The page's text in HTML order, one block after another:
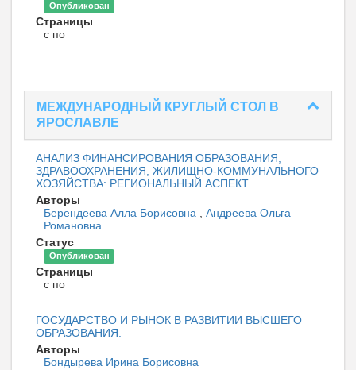
Опубликован
Страницы
с по
МЕЖДУНАРОДНЫЙ КРУГЛЫЙ СТОЛ В
ЯРОСЛАВЛЕ
АНАЛИЗ ФИНАНСИРОВАНИЯ ОБРАЗОВАНИЯ,
ЗДРАВООХРАНЕНИЯ, ЖИЛИЩНО-КОММУНАЛЬНОГО
ХОЗЯЙСТВА: РЕГИОНАЛЬНЫЙ АСПЕКТ
Авторы
Берендеева Алла Борисовна , Андреева Ольга
Романовна
Статус
Опубликован
Страницы
с по
ГОСУДАРСТВО И РЫНОК В РАЗВИТИИ ВЫСШЕГО
ОБРАЗОВАНИЯ.
Авторы
Бондырева Ирина Борисовна